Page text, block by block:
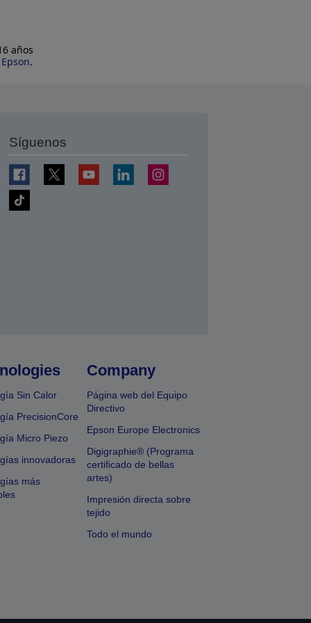
años
.
Síguenos
Sin Calor
PrecisionCore
Micro Piezo
innovadoras
más
Company
Página web del Equipo
Directivo
Epson Europe Electronics
Digigraphie® (Programa
certificado de bellas
artes)
Impresión directa sobre
tejido
Todo el mundo